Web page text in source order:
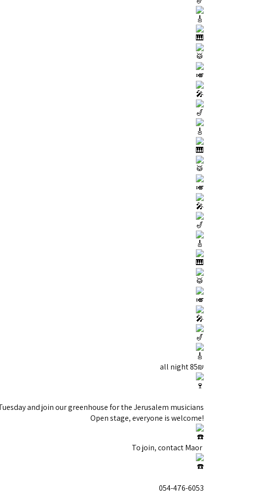
85₪ all night
and join our greenhouse for the Jerusalem musicians!
!Open stage, everyone is welcome
054-476-6053